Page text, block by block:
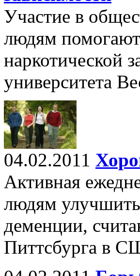
Участие в
людям помогают
наркотической
университета
04.02.2011
Активная
людям улучшить
деменции,
Питтсбурга в